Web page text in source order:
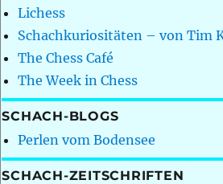
Lichess
Schachkuriositäten – von Tim
The Chess Café
The Week in Chess
SCHACH-BLOGS
Perlen vom Bodensee
SCHACH-ZEITSCHRIFTEN